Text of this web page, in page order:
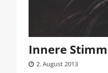
Innere
2. August 2013